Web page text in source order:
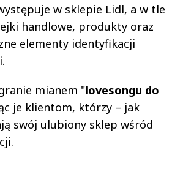
w sklepie Lidl, a w tle
handlowe, produkty oraz
elementy identyfikacji
mianem "lovesongu do
je klientom, którzy – jak
swój ulubiony sklep wśród